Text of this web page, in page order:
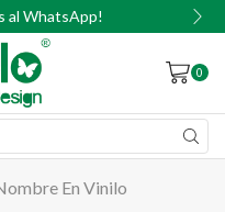
al WhatsApp!
0
En Vinilo